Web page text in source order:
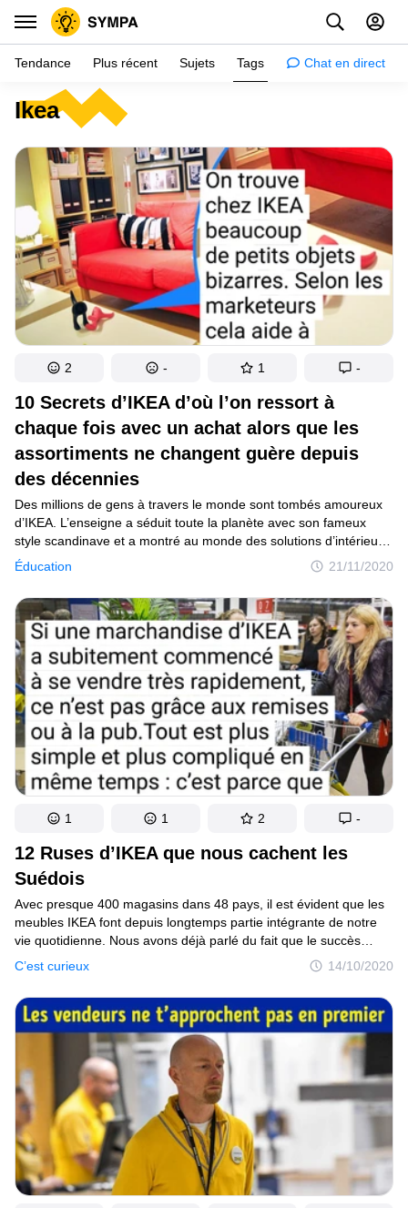
Ikea
10 Secrets d’IKEA d’où l’on ressort à
chaque fois avec un achat alors que les
assortiments ne changent guère depuis
des décennies
Éducation 21/11/2020
Des millions de gens à travers le monde sont tombés amoureux
d’IKEA. L’enseigne a séduit toute la planète avec son fameux
style scandinave et a montré au monde des solutions d’intérieur
astucieuses et simples à des prix abordables. Les labyrinthes
de ce magasin sont conçus d’une telle manière qu’il est
impossible de s’en ressortir sans achat. En effet, on a toujours
envie de tout acheter : ce plaid polaire, ces boîtes de rangement,
ces nouvelles tasses. Sans oublier, bien sûr, ces superbes
bougies parfumées !
2 - 1 -
12 Ruses d’IKEA que nous cachent les
Suédois
C’est curieux 14/10/2020
Avec presque 400 magasins dans 48 pays, il est évident que les
meubles IKEA font depuis longtemps partie intégrante de notre
vie quotidienne. Nous avons déjà parlé du fait que le succès
retentissant du magasin était notamment dû à une grande
quantité de ruses qui atténuent notre bon sens pour donner libre
cours au désir d’acheter tout ce qui tombe sous la main. Mais
ce n’est pas tout ! Voici la deuxième partie de notre petite
investigation sur le travail du réseau IKEA.
1 1 2 -
Tendance Plus récent Sujets Tags Chat en direct
Inspiration
Psychologie
Conseils
Filles
Couple
Histoires
Éducation
Inventions
Développements
Cuisine
Arts
Bien-être
Admiration
Animaux
Photographie
Célébrités
C’est curieux
Endroits
Humour
Règles éditoriales
Contacte la rédaction
Politique de confidentialité
Politique de droit d'auteur
Politique relative aux cookies
Modalités de service